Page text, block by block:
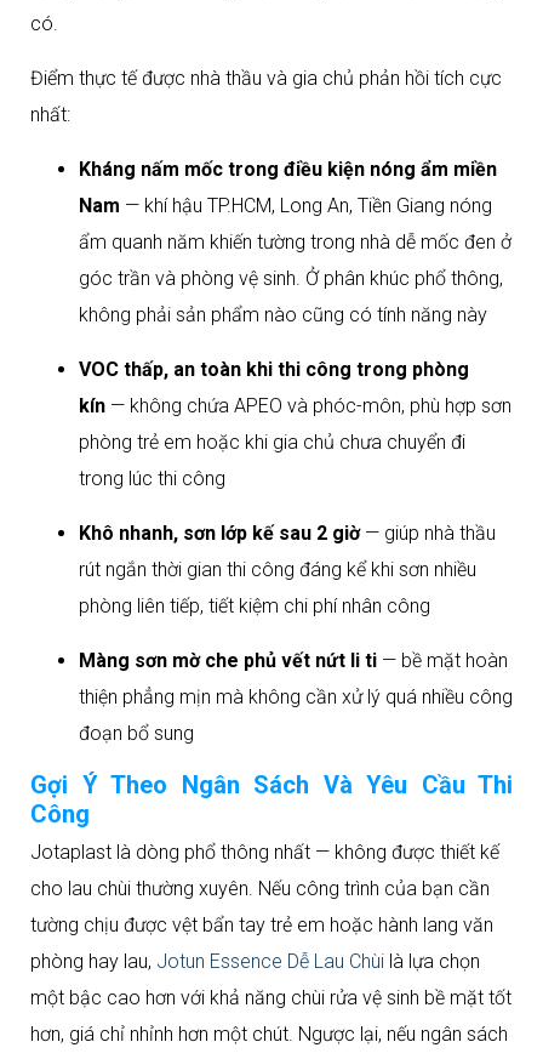
có.
Điểm thực tế được nhà thầu và gia chủ phản hồi tích cực
nhất:
Kháng nấm mốc trong điều kiện nóng ẩm miền
Nam — khí hậu TP.HCM, Long An, Tiền Giang nóng
ẩm quanh năm khiến tường trong nhà dễ mốc đen ở
góc trần và phòng vệ sinh. Ở phân khúc phổ thông,
không phải sản phẩm nào cũng có tính năng này
VOC thấp, an toàn khi thi công trong phòng
kín — không chứa APEO và phóc-môn, phù hợp sơn
phòng trẻ em hoặc khi gia chủ chưa chuyển đi
trong lúc thi công
Khô nhanh, sơn lớp kế sau 2 giờ— giúp nhà thầu
rút ngắn thời gian thi công đáng kể khi sơn nhiều
phòng liên tiếp, tiết kiệm chi phí nhân công
Màng sơn mờ che phủ vết nứt li ti — bề mặt hoàn
thiện phẳng mịn mà không cần xử lý quá nhiều công
đoạn bổ sung
Gợi Ý Theo Ngân Sách Và Yêu Cầu Thi
Công
Jotaplast là dòng phổ thông nhất — không được thiết kế
cho lau chùi thường xuyên. Nếu công trình của bạn cần
tường chịu được vệt bẩn tay trẻ em hoặc hành lang văn
phòng hay lau, Jotun Essence Dễ Lau Chùi là lựa chọn
một bậc cao hơn với khả năng chùi rửa vệ sinh bề mặt tốt
hơn, giá chỉ nhỉnh hơn một chút. Ngược lại, nếu ngân sách